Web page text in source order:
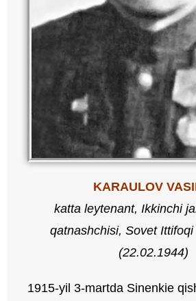
KARAULOV
katta leytenant, Ikkinchi
qatnashchisi, Sovet
(22.02.1944)
1915-yil 3-martda Sinenkie